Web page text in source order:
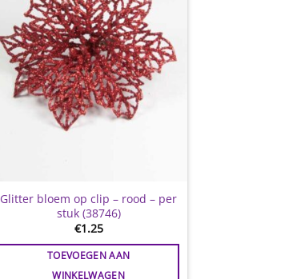
Glitter bloem op clip – rood – per
stuk (38746)
€1.25
TOEVOEGEN AAN
WINKELWAGEN